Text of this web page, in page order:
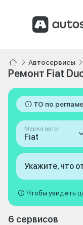
Автосервисы
Ремонт Fiat
ТО по
Марка авто
Fiat
Укажите, что
Чтобы увидеть
6 сервисов